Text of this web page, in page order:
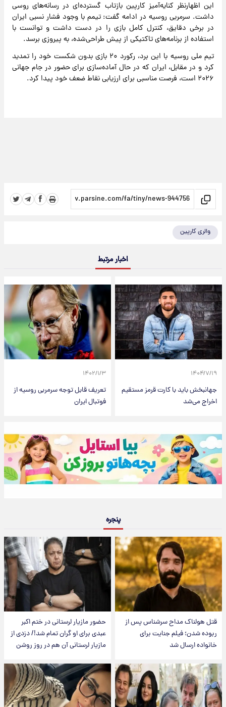
این اظهارنظر کنایه‌آمیز کارپین بازتاب گسترده‌ای در رسانه‌های روسی
داشت. سرمربی روسیه در ادامه گفت: تیمم با وجود فشار نسبی ایران
در برخی دقایق، کنترل کامل بازی را در دست داشت و توانست با
استفاده از برنامه‌های تاکتیکی از پیش طراحی‌شده، به پیروزی برسد.
تیم ملی روسیه با این برد، رکورد ۲۰ بازی بدون شکست خود را تمدید
کرد و در مقابل، ایران که در حال آماده‌سازی برای حضور در جام جهانی
۲۰۲۶ است، فرصت مناسبی برای ارزیابی نقاط ضعف خود پیدا کرد.
والری کارپین
اخبار مرتبط
۱۴۰۴/۷/۱۹
جهانبخش باید با کارت قرمز مستقیم
اخراج می‌شد
۱۴۰۲/۱/۳
تعریف قابل توجه سرمربی روسیه از
فوتبال ایران
پنجره
قتل هولناک مداح سرشناس پس از
ربوده شدن؛ فیلم جنایت برای
خانواده ارسال شد
حضور مازیار لرستانی در ختم اکبر
عبدی برای او گران تمام شد!/ دزدی از
مازیار لرستانی آن هم در روز روشن